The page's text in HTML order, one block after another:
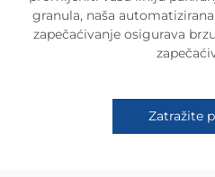
granula, naša
zapečaćivanje osigurava
Zatražite